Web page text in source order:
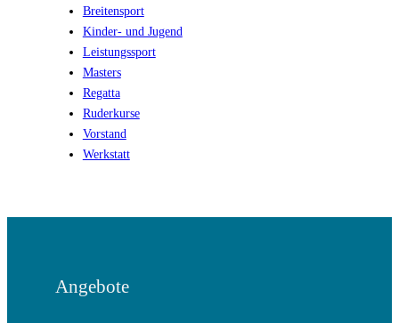
Breitensport
Kinder- und Jugend
Leistungssport
Masters
Regatta
Ruderkurse
Vorstand
Werkstatt
Angebote